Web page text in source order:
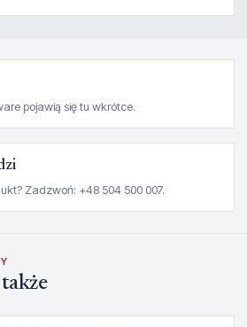
pojawią się tu wkrótce.
Zadzwoń: +48 504 500 007.